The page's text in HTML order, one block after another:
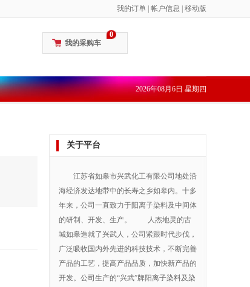
我的订单 帐户信息 移动版
我的采购车
0
2026年08月6日 星期四
关于平台
江苏省如皋市兴武化工有限公司地处沿
海经济发达地带中的长寿之乡如皋内。十多
年来，公司一直致力于阳离子染料及中间体
的研制、开发、生产。 人杰地灵的古
城如皋造就了兴武人，公司紧跟时代步伐，
广泛吸收国内外先进的科技技术，不断完善
产品的工艺，提高产品品质，加快新产品的
开发。公司生产的“兴武”牌阳离子染料及染